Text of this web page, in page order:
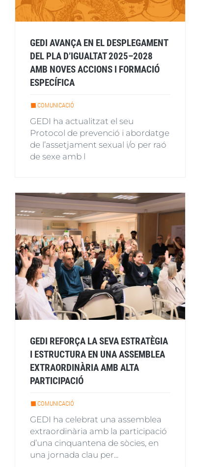
GEDI AVANÇA EN EL DESPLEGAMENT
DEL PLA D’IGUALTAT 2025–2028
AMB NOVES ACCIONS I FORMACIÓ
ESPECÍFICA
COMUNICACIÓ
GEDI ha actualitzat el seu
Protocol de prevenció i abordatge
de l’assetjament sexual i/o per raó
de sexe amb l
GEDI REFORÇA LA SEVA ESTRATÈGIA
I ESTRUCTURA EN UNA ASSEMBLEA
EXTRAORDINÀRIA AMB ALTA
PARTICIPACIÓ
COMUNICACIÓ
GEDI ha celebrat una assemblea
extraordinària amb la participació
d’una cinquantena de sòcies, en
una jornada clau per...